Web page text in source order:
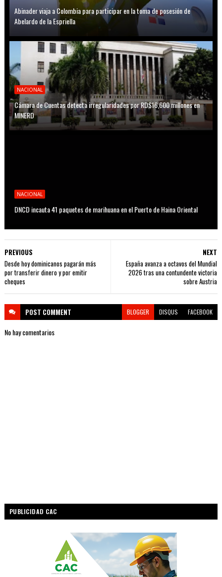
Abinader viaja a Colombia para participar en la toma de posesión de
Abelardo de la Espriella
NACIONAL
Cámara de Cuentas detecta irregularidades por RD$16,600 millones en
MINERD
NACIONAL
DNCD incauta 41 paquetes de marihuana en el Puerto de Haina Oriental
NEXT
España avanza a octavos del Mundial
2026 tras una contundente victoria
sobre Austria
PREVIOUS
Desde hoy dominicanos pagarán más
por transferir dinero y por emitir
cheques
POST COMMENT BLOGGER DISQUS FACEBOOK
No hay comentarios
PUBLICIDAD CAC